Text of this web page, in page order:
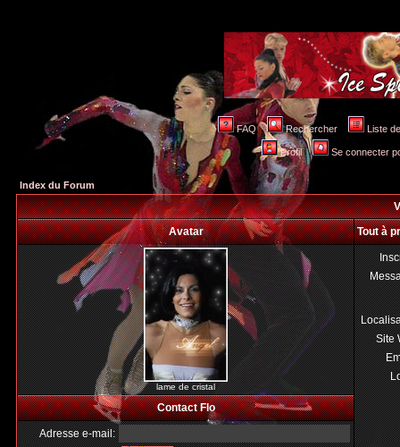
FAQ Rechercher Liste
Profil Se connecter
Index du Forum
Avatar
Tout à
lame de cristal
Site
Contact Flo
Adresse e-mail: